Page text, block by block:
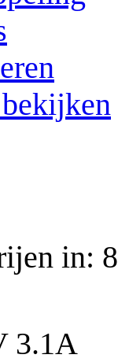
in:
3.1A